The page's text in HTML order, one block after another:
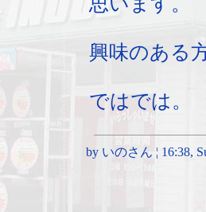
興味のある
ではでは。
by いのさん ¦ 16:38,